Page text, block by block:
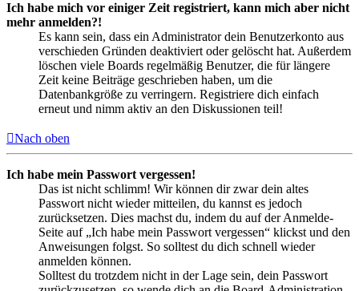
Ich habe mich vor einiger Zeit registriert, kann mich aber nicht
mehr anmelden?!
Es kann sein, dass ein Administrator dein Benutzerkonto aus
verschieden Gründen deaktiviert oder gelöscht hat. Außerdem
löschen viele Boards regelmäßig Benutzer, die für längere
Zeit keine Beiträge geschrieben haben, um die
Datenbankgröße zu verringern. Registriere dich einfach
erneut und nimm aktiv an den Diskussionen teil!
Nach oben
Ich habe mein Passwort vergessen!
Das ist nicht schlimm! Wir können dir zwar dein altes
Passwort nicht wieder mitteilen, du kannst es jedoch
zurücksetzen. Dies machst du, indem du auf der Anmelde-
Seite auf „Ich habe mein Passwort vergessen“ klickst und den
Anweisungen folgst. So solltest du dich schnell wieder
anmelden können.
Solltest du trotzdem nicht in der Lage sein, dein Passwort